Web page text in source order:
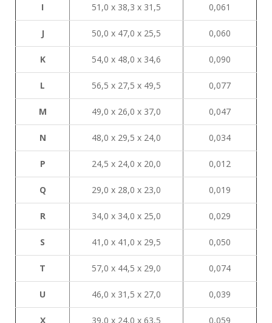
I 51,0 х 38,3 х 31,5 0,061
J 50,0 х 47,0 х 25,5 0,060
K 54,0 х 48,0 х 34,6 0,090
L 56,5 х 27,5 х 49,5 0,077
М 49,0 х 26,0 х 37,0 0,047
N 48,0 х 29,5 х 24,0 0,034
P 24,5 х 24,0 х 20,0 0,012
Q 29,0 х 28,0 х 23,0 0,019
R 34,0 х 34,0 х 25,0 0,029
S 41,0 х 41,0 х 29,5 0,050
Т 57,0 х 44,5 х 29,0 0,074
U 46,0 х 31,5 х 27,0 0,039
X 39,0 х 24,0 х 63,5 0,059